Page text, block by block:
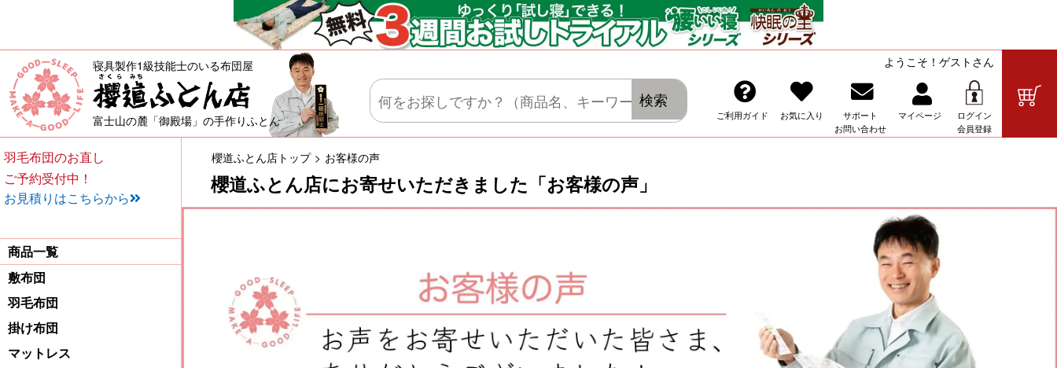
櫻道ふとん店にお寄せいただきました「お客様の声」
敷布団・掛け布団・羽毛布団・マットレス・肌がけ・毛布・セット布団の販売
寝具製作1級技能士のいる布団屋
富士山の麓「御殿場」の手作りふとん
ようこそ！ゲストさん
ご利用ガイド お気に入り
サポート
お問い合わせ
マイページ
ログイン
会員登録
検索
櫻道ふとん店トップ お客様の声
羽毛布団のお直し
ご予約受付中！
お見積りはこちらから
商品一覧
敷布団
羽毛布団
掛け布団
マットレス